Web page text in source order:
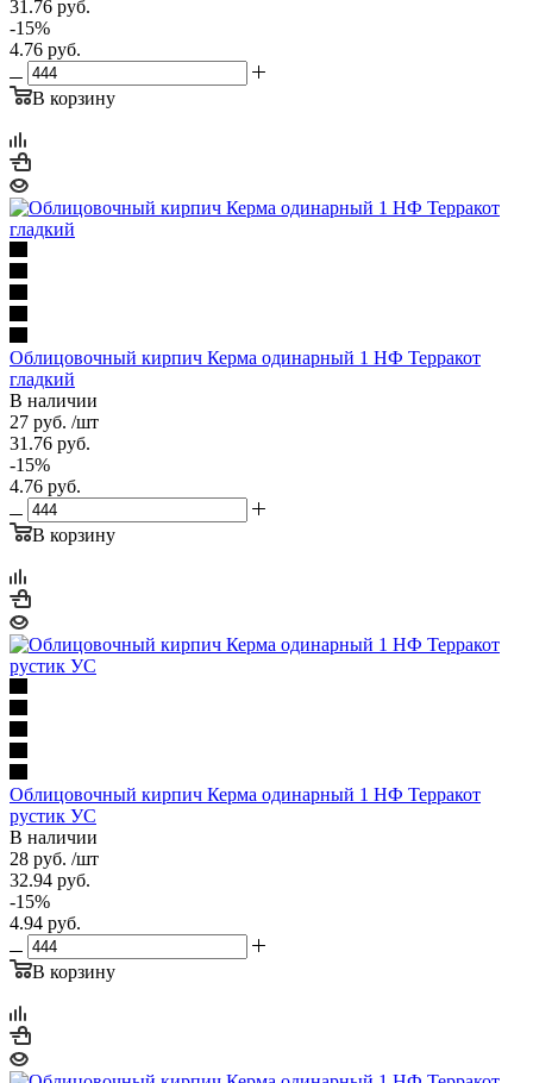
31.76 руб.
-15%
4.76 руб.
В корзину
Облицовочный кирпич Керма одинарный 1 НФ Терракот
гладкий
В наличии
27 руб. /шт
31.76 руб.
-15%
4.76 руб.
В корзину
Облицовочный кирпич Керма одинарный 1 НФ Терракот
рустик УС
В наличии
28 руб. /шт
32.94 руб.
-15%
4.94 руб.
В корзину